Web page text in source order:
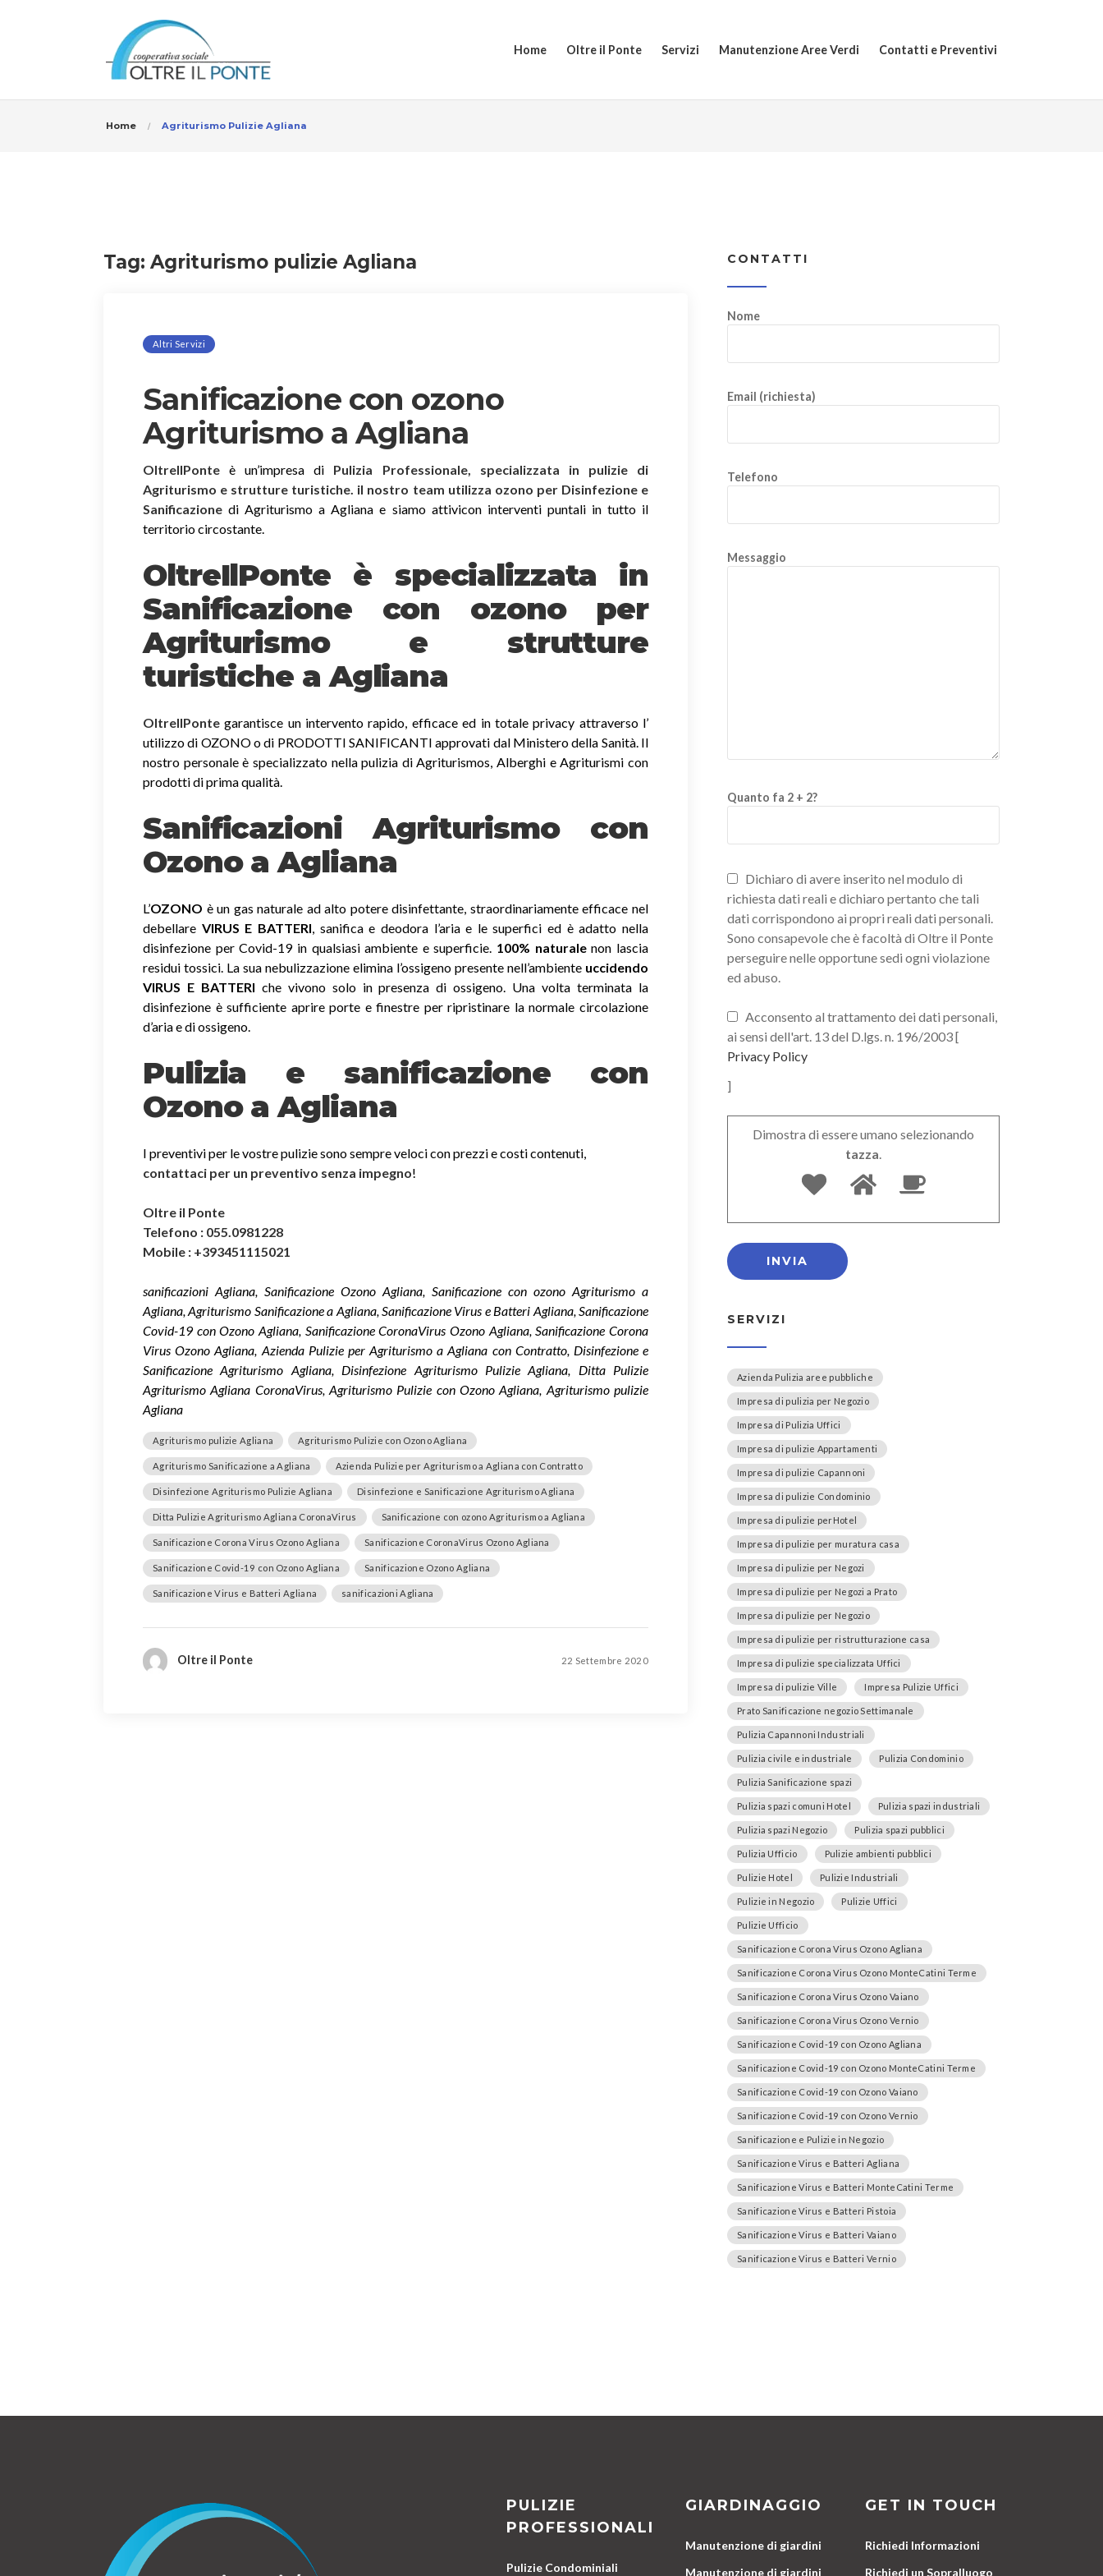
Home Oltre il Ponte Servizi Manutenzione Aree Verdi Contatti e Preventivi
Home Agriturismo Pulizie Agliana
Tag: Agriturismo pulizie Agliana
Altri Servizi
Sanificazione con ozono
Agriturismo a Agliana
OltreIlPonte è un’impresa di Pulizia Professionale, specializzata in pulizie di
Agriturismo e strutture turistiche. il nostro team utilizza ozono per Disinfezione e
Sanificazione di Agriturismo a Agliana e siamo attivicon interventi puntali in tutto il
territorio circostante.
OltreIlPonte è specializzata in
Sanificazione con ozono per
Agriturismo e strutture
turistiche a Agliana
OltreIlPonte garantisce un intervento rapido, efficace ed in totale privacy attraverso l’
utilizzo di OZONO o di PRODOTTI SANIFICANTI approvati dal Ministero della Sanità. Il
nostro personale è specializzato nella pulizia di Agriturismos, Alberghi e Agriturismi con
prodotti di prima qualità.
Sanificazioni Agriturismo con
Ozono a Agliana
L’OZONO è un gas naturale ad alto potere disinfettante, straordinariamente efficace nel
debellare VIRUS E BATTERI, sanifica e deodora l’aria e le superfici ed è adatto nella
disinfezione per Covid-19 in qualsiasi ambiente e superficie. 100% naturalenon lascia
residui tossici. La sua nebulizzazione elimina l’ossigeno presente nell’ambiente uccidendo
VIRUS E BATTERI che vivono solo in presenza di ossigeno. Una volta terminata la
disinfezione è sufficiente aprire porte e finestre per ripristinare la normale circolazione
d’aria e di ossigeno.
Pulizia e sanificazione con
Ozono a Agliana
I preventivi per le vostre pulizie sono sempre veloci con prezzi e costi contenuti,
contattaci per un preventivo senza impegno!
Oltre il Ponte
Telefono : 055.0981228
Mobile : +393451115021
sanificazioni Agliana, Sanificazione Ozono Agliana, Sanificazione con ozono Agriturismo a
Agliana, Agriturismo Sanificazione a Agliana, Sanificazione Virus e Batteri Agliana, Sanificazione
Covid-19 con Ozono Agliana, Sanificazione CoronaVirus Ozono Agliana, Sanificazione Corona
Virus Ozono Agliana, Azienda Pulizie per Agriturismo a Agliana con Contratto, Disinfezione e
Sanificazione Agriturismo Agliana, Disinfezione Agriturismo Pulizie Agliana, Ditta Pulizie
Agriturismo Agliana CoronaVirus, Agriturismo Pulizie con Ozono Agliana, Agriturismo pulizie
Agliana
Agriturismo pulizie Agliana Agriturismo Pulizie con Ozono Agliana
Agriturismo Sanificazione a Agliana Azienda Pulizie per Agriturismo a Agliana con Contratto
Disinfezione Agriturismo Pulizie Agliana Disinfezione e Sanificazione Agriturismo Agliana
Ditta Pulizie Agriturismo Agliana CoronaVirus Sanificazione con ozono Agriturismo a Agliana
Sanificazione Corona Virus Ozono Agliana Sanificazione CoronaVirus Ozono Agliana
Sanificazione Covid-19 con Ozono Agliana Sanificazione Ozono Agliana
Sanificazione Virus e Batteri Agliana sanificazioni Agliana
Oltre il Ponte 22 Settembre 2020
CONTATTI
Nome
Email (richiesta)
Telefono
Messaggio
Quanto fa 2 + 2?
Dichiaro di avere inserito nel modulo di
richiesta dati reali e dichiaro pertanto che tali
dati corrispondono ai propri reali dati personali.
Sono consapevole che è facoltà di Oltre il Ponte
perseguire nelle opportune sedi ogni violazione
ed abuso.
Acconsento al trattamento dei dati personali,
ai sensi dell'art. 13 del D.lgs. n. 196/2003 [
Privacy Policy
]
Dimostra di essere umano selezionando
tazza.
SERVIZI
Azienda Pulizia aree pubbliche
Impresa di pulizia per Negozio
Impresa di Pulizia Uffici
Impresa di pulizie Appartamenti
Impresa di pulizie Capannoni
Impresa di pulizie Condominio
Impresa di pulizie perHotel
Impresa di pulizie per muratura casa
Impresa di pulizie per Negozi
Impresa di pulizie per Negozi a Prato
Impresa di pulizie per Negozio
Impresa di pulizie per ristrutturazione casa
Impresa di pulizie specializzata Uffici
Impresa di pulizie Ville Impresa Pulizie Uffici
Prato Sanificazione negozio Settimanale
Pulizia Capannoni Industriali
Pulizia civile e industriale Pulizia Condominio
Pulizia Sanificazione spazi
Pulizia spazi comuni Hotel Pulizia spazi industriali
Pulizia spazi Negozio Pulizia spazi pubblici
Pulizia Ufficio Pulizie ambienti pubblici
Pulizie Hotel Pulizie Industriali
Pulizie in Negozio Pulizie Uffici
Pulizie Ufficio
Sanificazione Corona Virus Ozono Agliana
Sanificazione Corona Virus Ozono MonteCatini Terme
Sanificazione Corona Virus Ozono Vaiano
Sanificazione Corona Virus Ozono Vernio
Sanificazione Covid-19 con Ozono Agliana
Sanificazione Covid-19 con Ozono MonteCatini Terme
Sanificazione Covid-19 con Ozono Vaiano
Sanificazione Covid-19 con Ozono Vernio
Sanificazione e Pulizie in Negozio
Sanificazione Virus e Batteri Agliana
Sanificazione Virus e Batteri MonteCatini Terme
Sanificazione Virus e Batteri Pistoia
Sanificazione Virus e Batteri Vaiano
Sanificazione Virus e Batteri Vernio
PULIZIE
PROFESSIONALI
Pulizie Condominiali
GIARDINAGGIO
Manutenzione di giardini
Manutenzione di giardini
GET IN TOUCH
Richiedi Informazioni
Richiedi un Sopralluogo